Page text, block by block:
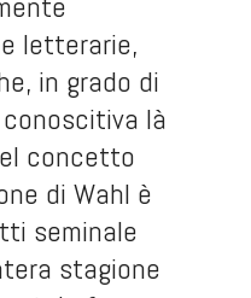
letterarie,
in grado di
là
concetto
di Wahl è
seminale
stagione